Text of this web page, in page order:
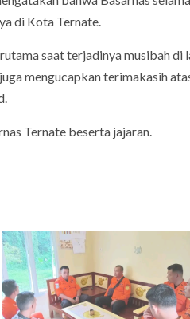
di Kota Ternate.
saat terjadinya musibah di
mengucapkan terimakasih
Ternate beserta jajaran.